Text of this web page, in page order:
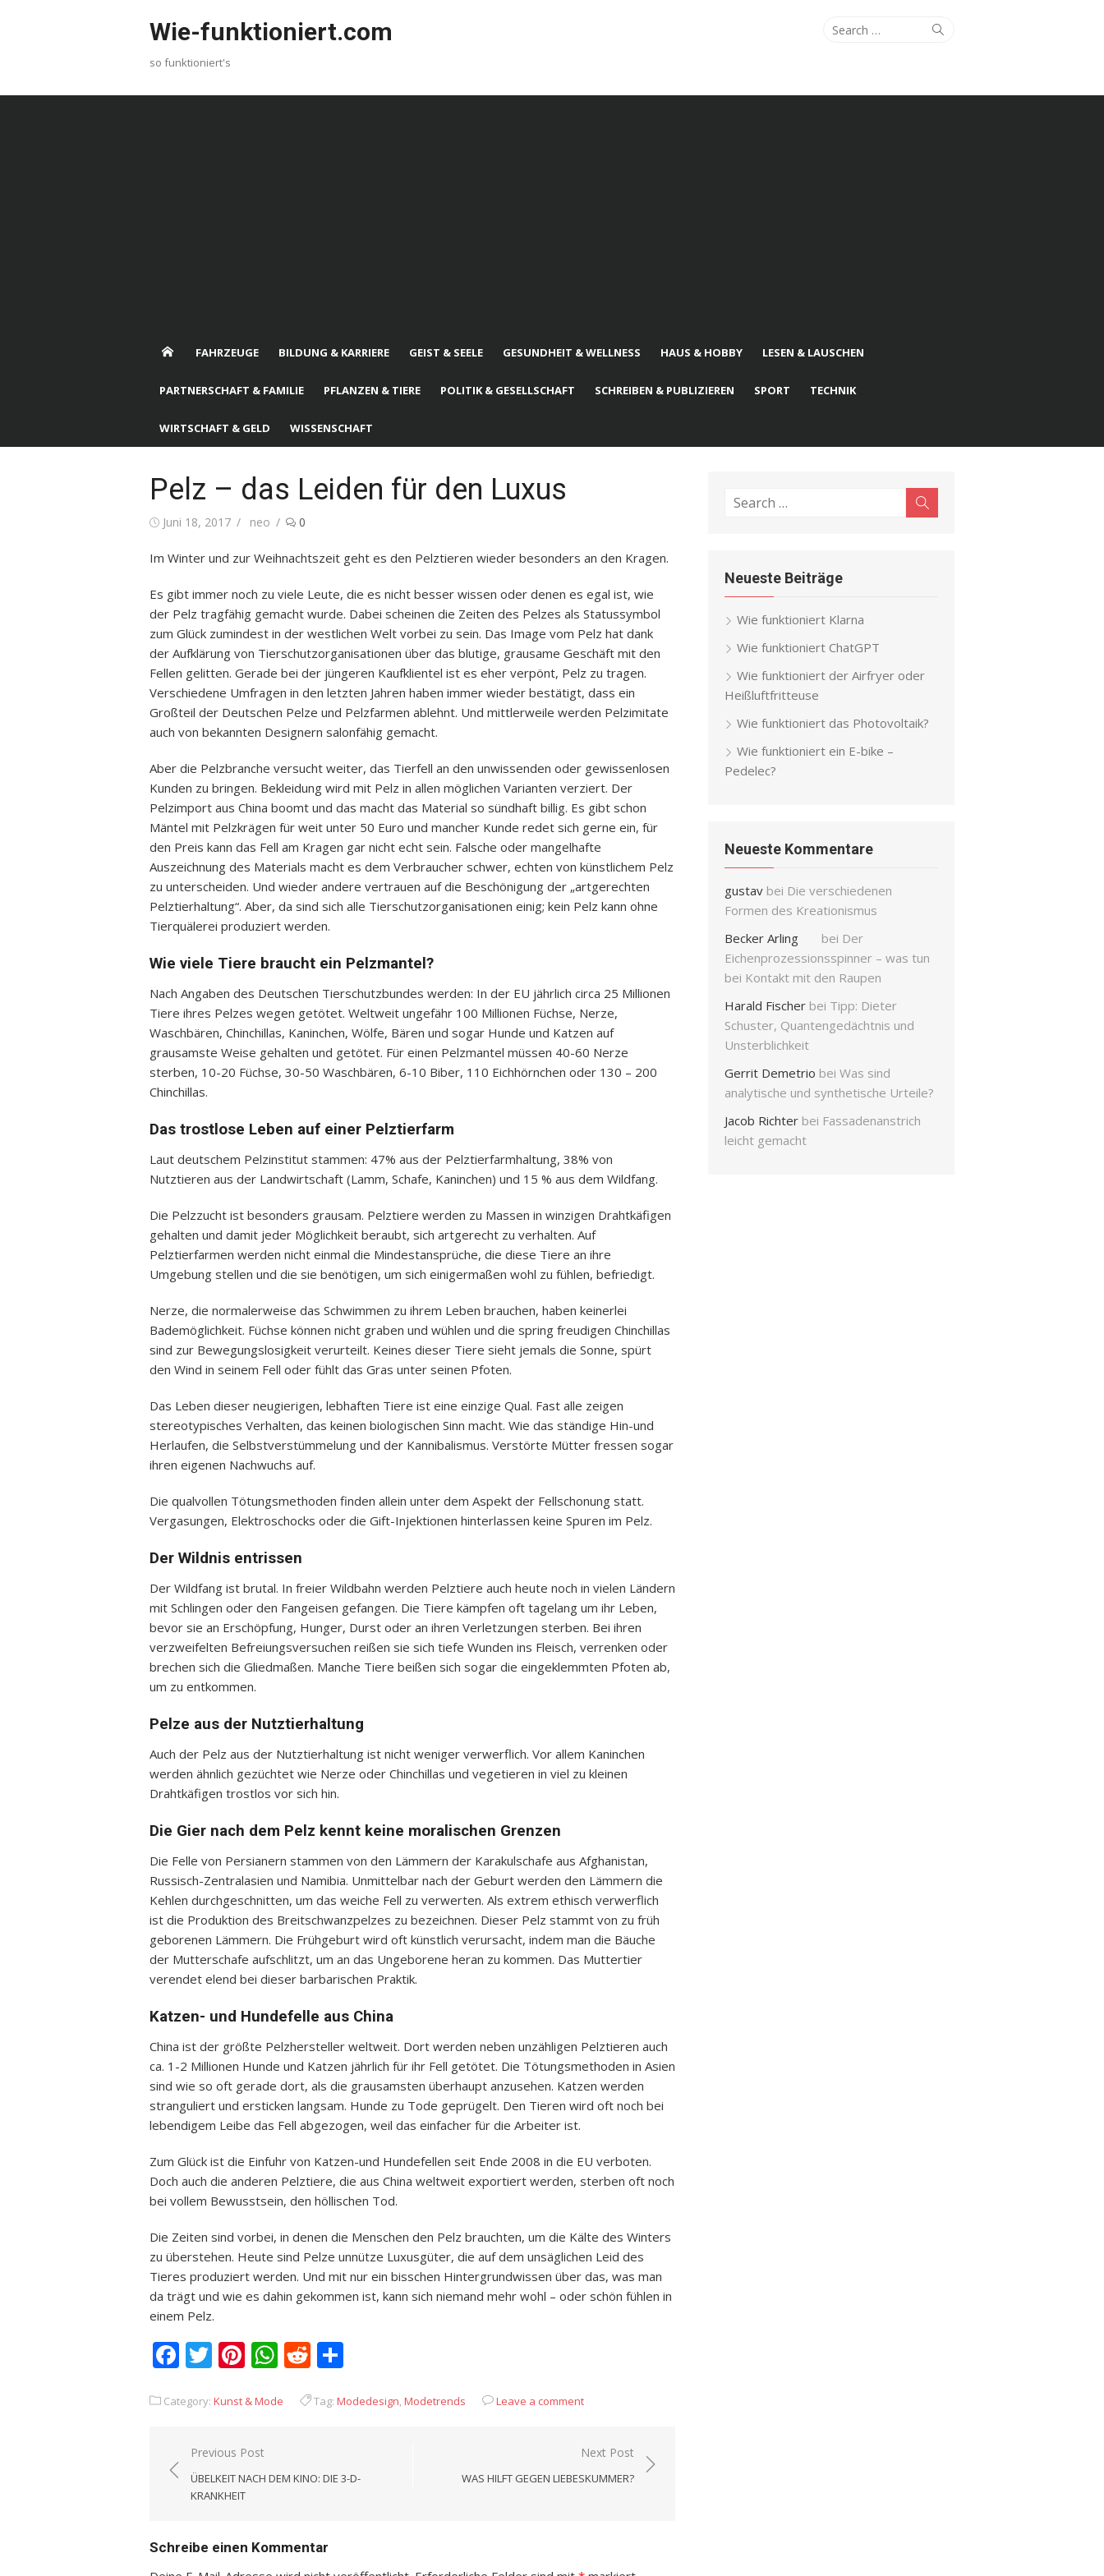
Wie-funktioniert.com
so funktioniert's
Search
Search
FAHRZEUGE BILDUNG & KARRIERE GEIST & SEELE GESUNDHEIT & WELLNESS HAUS & HOBBY LESEN & LAUSCHEN
PARTNERSCHAFT & FAMILIE PFLANZEN & TIERE POLITIK & GESELLSCHAFT SCHREIBEN & PUBLIZIEREN SPORT TECHNIK
WIRTSCHAFT & GELD WISSENSCHAFT
Pelz – das Leiden für den Luxus
Posted
Juni 18, 2017 Author
neo 0
Im Winter und zur Weihnachtszeit geht es den Pelztieren wieder besonders an den Kragen.
Es gibt immer noch zu viele Leute, die es nicht besser wissen oder denen es egal ist, wie
der Pelz tragfähig gemacht wurde. Dabei scheinen die Zeiten des Pelzes als Statussymbol
zum Glück zumindest in der westlichen Welt vorbei zu sein. Das Image vom Pelz hat dank
der Aufklärung von Tierschutzorganisationen über das blutige, grausame Geschäft mit den
Fellen gelitten. Gerade bei der jüngeren Kaufklientel ist es eher verpönt, Pelz zu tragen.
Verschiedene Umfragen in den letzten Jahren haben immer wieder bestätigt, dass ein
Großteil der Deutschen Pelze und Pelzfarmen ablehnt. Und mittlerweile werden Pelzimitate
auch von bekannten Designern salonfähig gemacht.
Aber die Pelzbranche versucht weiter, das Tierfell an den unwissenden oder gewissenlosen
Kunden zu bringen. Bekleidung wird mit Pelz in allen möglichen Varianten verziert. Der
Pelzimport aus China boomt und das macht das Material so sündhaft billig. Es gibt schon
Mäntel mit Pelzkrägen für weit unter 50 Euro und mancher Kunde redet sich gerne ein, für
den Preis kann das Fell am Kragen gar nicht echt sein. Falsche oder mangelhafte
Auszeichnung des Materials macht es dem Verbraucher schwer, echten von künstlichem Pelz
zu unterscheiden. Und wieder andere vertrauen auf die Beschönigung der „artgerechten
Pelztierhaltung“. Aber, da sind sich alle Tierschutzorganisationen einig; kein Pelz kann ohne
Tierquälerei produziert werden.
Wie viele Tiere braucht ein Pelzmantel?
Nach Angaben des Deutschen Tierschutzbundes werden: In der EU jährlich circa 25 Millionen
Tiere ihres Pelzes wegen getötet. Weltweit ungefähr 100 Millionen Füchse, Nerze,
Waschbären, Chinchillas, Kaninchen, Wölfe, Bären und sogar Hunde und Katzen auf
grausamste Weise gehalten und getötet. Für einen Pelzmantel müssen 40-60 Nerze
sterben, 10-20 Füchse, 30-50 Waschbären, 6-10 Biber, 110 Eichhörnchen oder 130 – 200
Chinchillas.
Das trostlose Leben auf einer Pelztierfarm
Laut deutschem Pelzinstitut stammen: 47% aus der Pelztierfarmhaltung, 38% von
Nutztieren aus der Landwirtschaft (Lamm, Schafe, Kaninchen) und 15 % aus dem Wildfang.
Die Pelzzucht ist besonders grausam. Pelztiere werden zu Massen in winzigen Drahtkäfigen
gehalten und damit jeder Möglichkeit beraubt, sich artgerecht zu verhalten. Auf
Pelztierfarmen werden nicht einmal die Mindestansprüche, die diese Tiere an ihre
Umgebung stellen und die sie benötigen, um sich einigermaßen wohl zu fühlen, befriedigt.
Nerze, die normalerweise das Schwimmen zu ihrem Leben brauchen, haben keinerlei
Bademöglichkeit. Füchse können nicht graben und wühlen und die spring freudigen Chinchillas
sind zur Bewegungslosigkeit verurteilt. Keines dieser Tiere sieht jemals die Sonne, spürt
den Wind in seinem Fell oder fühlt das Gras unter seinen Pfoten.
Das Leben dieser neugierigen, lebhaften Tiere ist eine einzige Qual. Fast alle zeigen
stereotypisches Verhalten, das keinen biologischen Sinn macht. Wie das ständige Hin-und
Herlaufen, die Selbstverstümmelung und der Kannibalismus. Verstörte Mütter fressen sogar
ihren eigenen Nachwuchs auf.
Die qualvollen Tötungsmethoden finden allein unter dem Aspekt der Fellschonung statt.
Vergasungen, Elektroschocks oder die Gift-Injektionen hinterlassen keine Spuren im Pelz.
Der Wildnis entrissen
Der Wildfang ist brutal. In freier Wildbahn werden Pelztiere auch heute noch in vielen Ländern
mit Schlingen oder den Fangeisen gefangen. Die Tiere kämpfen oft tagelang um ihr Leben,
bevor sie an Erschöpfung, Hunger, Durst oder an ihren Verletzungen sterben. Bei ihren
verzweifelten Befreiungsversuchen reißen sie sich tiefe Wunden ins Fleisch, verrenken oder
brechen sich die Gliedmaßen. Manche Tiere beißen sich sogar die eingeklemmten Pfoten ab,
um zu entkommen.
Pelze aus der Nutztierhaltung
Auch der Pelz aus der Nutztierhaltung ist nicht weniger verwerflich. Vor allem Kaninchen
werden ähnlich gezüchtet wie Nerze oder Chinchillas und vegetieren in viel zu kleinen
Drahtkäfigen trostlos vor sich hin.
Die Gier nach dem Pelz kennt keine moralischen Grenzen
Die Felle von Persianern stammen von den Lämmern der Karakulschafe aus Afghanistan,
Russisch-Zentralasien und Namibia. Unmittelbar nach der Geburt werden den Lämmern die
Kehlen durchgeschnitten, um das weiche Fell zu verwerten. Als extrem ethisch verwerflich
ist die Produktion des Breitschwanzpelzes zu bezeichnen. Dieser Pelz stammt von zu früh
geborenen Lämmern. Die Frühgeburt wird oft künstlich verursacht, indem man die Bäuche
der Mutterschafe aufschlitzt, um an das Ungeborene heran zu kommen. Das Muttertier
verendet elend bei dieser barbarischen Praktik.
Katzen- und Hundefelle aus China
China ist der größte Pelzhersteller weltweit. Dort werden neben unzähligen Pelztieren auch
ca. 1-2 Millionen Hunde und Katzen jährlich für ihr Fell getötet. Die Tötungsmethoden in Asien
sind wie so oft gerade dort, als die grausamsten überhaupt anzusehen. Katzen werden
stranguliert und ersticken langsam. Hunde zu Tode geprügelt. Den Tieren wird oft noch bei
lebendigem Leibe das Fell abgezogen, weil das einfacher für die Arbeiter ist.
Zum Glück ist die Einfuhr von Katzen-und Hundefellen seit Ende 2008 in die EU verboten.
Doch auch die anderen Pelztiere, die aus China weltweit exportiert werden, sterben oft noch
bei vollem Bewusstsein, den höllischen Tod.
Die Zeiten sind vorbei, in denen die Menschen den Pelz brauchten, um die Kälte des Winters
zu überstehen. Heute sind Pelze unnütze Luxusgüter, die auf dem unsäglichen Leid des
Tieres produziert werden. Und mit nur ein bisschen Hintergrundwissen über das, was man
da trägt und wie es dahin gekommen ist, kann sich niemand mehr wohl – oder schön fühlen in
einem Pelz.
Facebook
Twitter
Pinterest
WhatsApp
Reddit
Category: Kunst & Mode Tag: Modedesign,Modetrends Leave a comment
Beitrags-
Navigation
Previous Post
ÜBELKEIT NACH DEM KINO: DIE 3-D-
KRANKHEIT
Next Post
WAS HILFT GEGEN LIEBESKUMMER?
Schreibe einen Kommentar
Search
Neueste Beiträge
Wie funktioniert Klarna
Wie funktioniert ChatGPT
Wie funktioniert der Airfryer oder
Heißluftfritteuse
Wie funktioniert das Photovoltaik?
Wie funktioniert ein E-bike –
Pedelec?
Neueste Kommentare
gustav bei Die verschiedenen
Formen des Kreationismus
Becker Arling
bei Der
Eichenprozessionsspinner – was tun
bei Kontakt mit den Raupen
Harald Fischer bei Tipp: Dieter
Schuster, Quantengedächtnis und
Unsterblichkeit
Gerrit Demetrio bei Was sind
analytische und synthetische Urteile?
Jacob Richter bei Fassadenanstrich
leicht gemacht